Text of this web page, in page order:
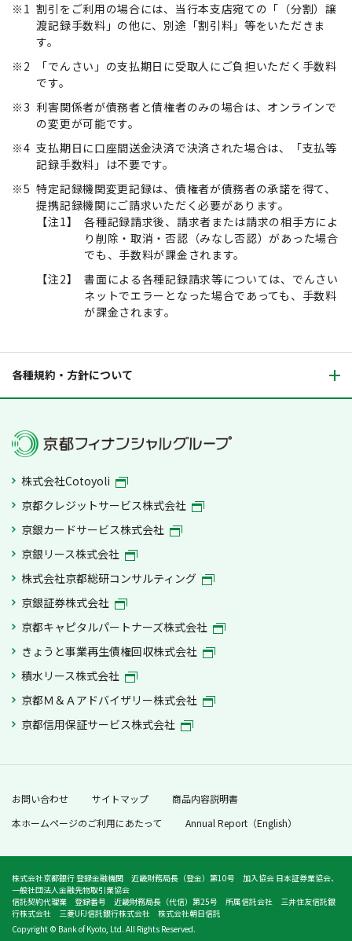
※1 割引をご利用の場合には、当行本支店宛ての「（分割）譲
渡記録手数料」の他に、別途「割引料」等をいただきま
す。
※2
「でんさい」の支払期日に受取人にご負担いただく手数料
です。
※3 利害関係者が債務者と債権者のみの場合は、オンラインで
の変更が可能です。
※4 支払期日に口座間送金決済で決済された場合は、「支払等
記録手数料」は不要です。
※5 特定記録機関変更記録は、債権者が債務者の承諾を得て、
提携記録機関にご請求いただく必要があります。
【注1】
各種記録請求後、請求者または請求の相手方によ
り削除・取消・否認（みなし否認）があった場合
でも、手数料が課金されます。
【注2】
書面による各種記録請求等については、でんさい
ネットでエラーとなった場合であっても、手数料
が課金されます。
各種規約・方針について
株式会社Cotoyoli
京都クレジットサービス株式会社
京銀カードサービス株式会社
京銀リース株式会社
株式会社京都総研コンサルティング
京銀証券株式会社
京都キャピタルパートナーズ株式会社
きょうと事業再生債権回収株式会社
積水リース株式会社
京都Ｍ＆Ａアドバイザリー株式会社
京都信用保証サービス株式会社
お問い合わせ サイトマップ
商品内容説明書
本ホームページのご利用にあたって
Annual Report（English）
株式会社京都銀行 登録金融機関 近畿財務局長（登金）第10号 加入協会 日本証券業協会、
一般社団法人金融先物取引業協会
信託契約代理業 登録番号 近畿財務局長（代信）第25号 所属信託会社 三井住友信託銀
行株式会社 三菱UFJ信託銀行株式会社 株式会社朝日信託
Copyright © Bank of Kyoto, Ltd. All Rights Reserved.